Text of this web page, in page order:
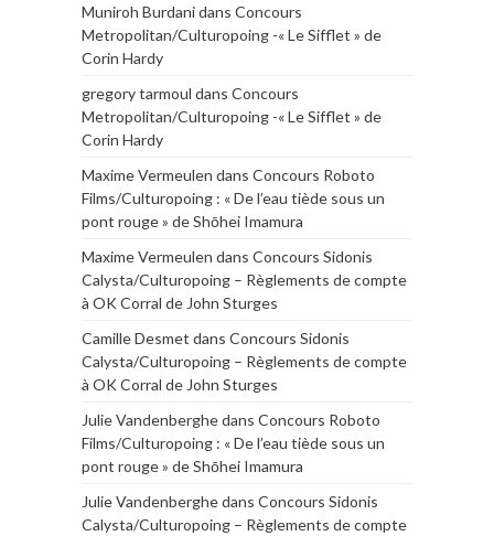
Muniroh Burdanidans Concours
Metropolitan/Culturopoing -« Le Sifflet » de
Corin Hardy
gregory tarmoul dans Concours
Metropolitan/Culturopoing -« Le Sifflet » de
Corin Hardy
Maxime Vermeulen dans Concours Roboto
Films/Culturopoing : « De l’eau tiède sous un
pont rouge » de Shōhei Imamura
Maxime Vermeulen dans Concours Sidonis
Calysta/Culturopoing – Règlements de compte
à OK Corral de John Sturges
Camille Desmet dans Concours Sidonis
Calysta/Culturopoing – Règlements de compte
à OK Corral de John Sturges
Julie Vandenberghedans Concours Roboto
Films/Culturopoing : « De l’eau tiède sous un
pont rouge » de Shōhei Imamura
Julie Vandenberghedans Concours Sidonis
Calysta/Culturopoing – Règlements de compte